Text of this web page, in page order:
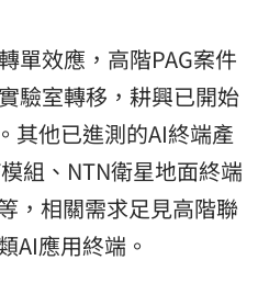
單效應，高階PAG案件
驗室轉移，耕興已開始
其他已進測的AI終端產
組、NTN衛星地面終端
，相關需求足見高階聯
AI應用終端。